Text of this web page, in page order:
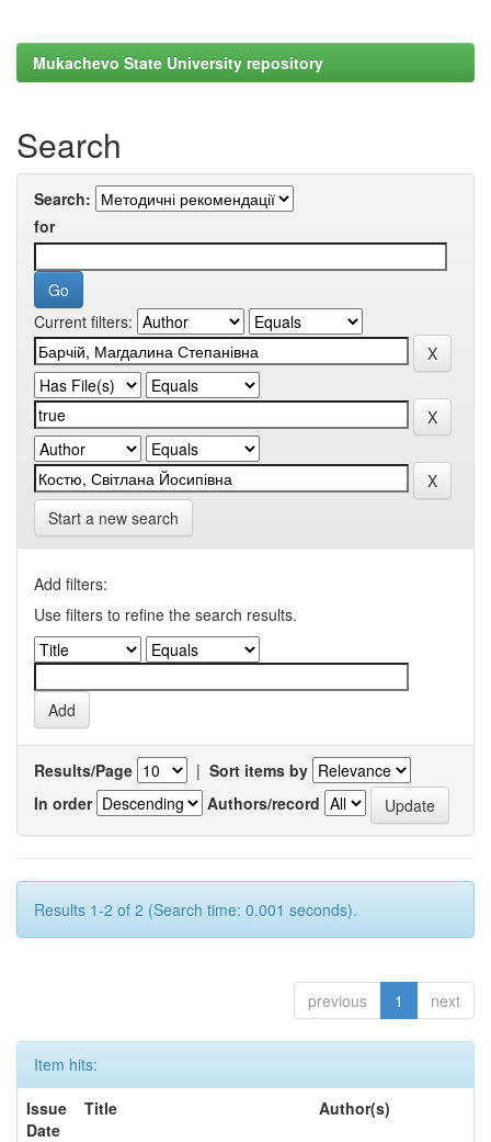
Mukachevo State University repository
Search
Search:
for
Current filters:
Start a new search
Add filters:
Use filters to refine the search results.
Results/Page | Sort items by
In order
Authors/record
Results 1-2 of 2 (Search time: 0.001 seconds).
previous 1 next
Item hits:
Issue
Date
Title Author(s)